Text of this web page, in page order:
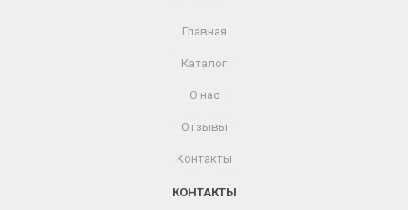
Главная
Каталог
О нас
Отзывы
Контакты
КОНТАКТЫ